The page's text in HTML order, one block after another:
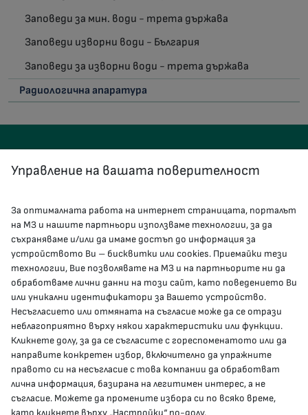
Заповеди за мин. води - трета държава
Заповеди изворни води - България
Заповеди за изворни води - трета държава
Радиологична апаратура
КОНТАКТИ
гр.София, 1000, пл. „Света Неделя“ №5
delovodstvo@mh.government.bg
presscenter@mh.government.bg
МЗ В СОЦИАЛНИТЕ МРЕЖИ
Facebook страница
Управление на вашата поверителност
За оптималната работа на интернет страницата, порталът
на МЗ и нашите партньори използваме технологии, за да
съхраняваме и/или да имаме достъп до информация за
устройството Ви – бисквитки или cookies. Приемайки тези
технологии, Вие позволявате на МЗ и на партньорите ни да
обработваме лични данни на този сайт, като поведението Ви
или уникални идентификатори за Вашето устройство.
Несъгласието или отмяната на съгласие може да се отрази
неблагоприятно върху някои характеристики или функции.
Кликнете долу, за да се съгласите с гореспоменатото или да
направите конкретен избор, включително да упражните
правото си на несъгласие с това компании да обработват
лична информация, базирана на легитимен интерес, а не
съгласие. Можете да промените избора си по всяко време,
като кликнете върху „Настройки“ по-долу.